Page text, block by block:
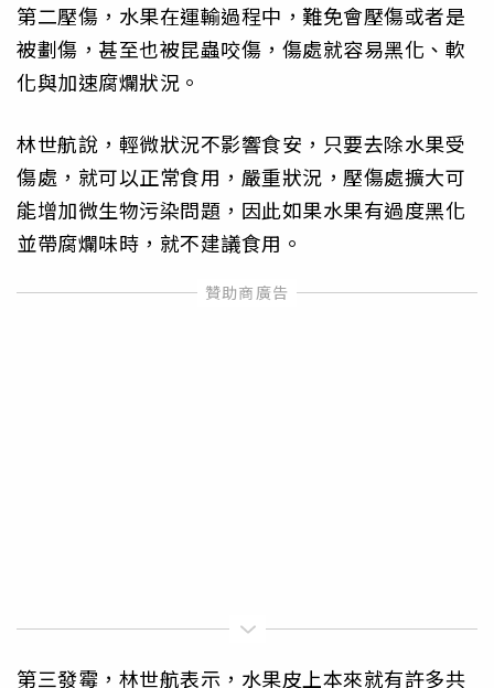
第二壓傷，水果在運輸過程中，難免會壓傷或者是
被劃傷，甚至也被昆蟲咬傷，傷處就容易黑化、軟
化與加速腐爛狀況。
林世航說，輕微狀況不影響食安，只要去除水果受
傷處，就可以正常食用，嚴重狀況，壓傷處擴大可
能增加微生物污染問題，因此如果水果有過度黑化
並帶腐爛味時，就不建議食用。
第三發霉，林世航表示，水果皮上本來就有許多共